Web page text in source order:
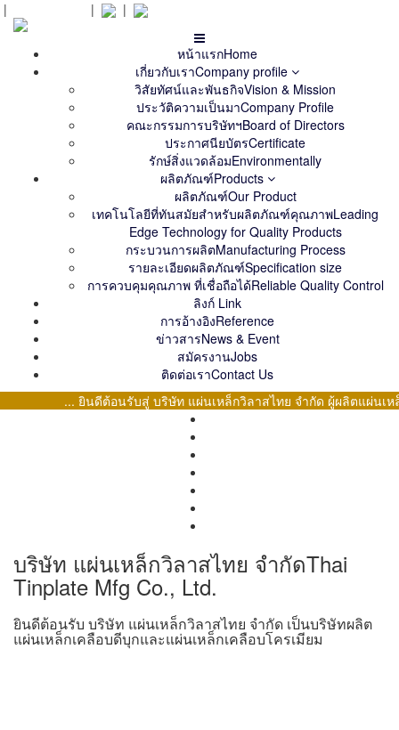
| | |
หน้าแรกHome
เกี่ยวกับเราCompany profile
วิสัยทัศน์และพันธกิจVision & Mission
ประวัติความเป็นมาCompany Profile
คณะกรรมการบริษัทฯBoard of Directors
ประกาศนียบัตรCertificate
รักษ์สิ่งแวดล้อมEnvironmentally
ผลิตภัณฑ์Products
ผลิตภัณฑ์Our Product
เทคโนโลยีที่ทันสมัยสำหรับผลิตภัณฑ์คุณภาพLeading
Edge Technology for Quality Products
กระบวนการผลิตManufacturing Process
รายละเอียดผลิตภัณฑ์Specification size
การควบคุมคุณภาพ ที่เชื่อถือได้Reliable Quality Control
ลิงก์ Link
การอ้างอิงReference
ข่าวสารNews & Event
สมัครงานJobs
ติดต่อเราContact Us
... ยินดีต้อนรับสู่ บริษัท แผ่นเหล็กวิลาสไทย จำกัด ผู้ผลิตแผ่นเ
บริษัท แผ่นเหล็กวิลาสไทย จำกัดThai
Tinplate Mfg Co., Ltd.
ยินดีต้อนรับ บริษัท แผ่นเหล็กวิลาสไทย จำกัด เป็นบริษัทผลิต
แผ่นเหล็กเคลือบดีบุกและแผ่นเหล็กเคลือบโครเมียม